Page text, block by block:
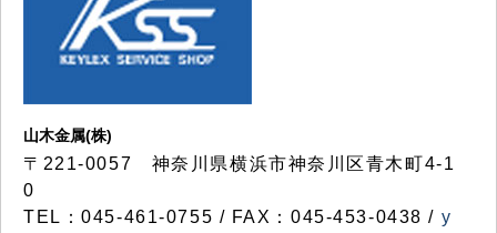
山木金属(株)
〒221-0057 神奈川県横浜市神奈川区青木町4-1
0
TEL：045-461-0755 / FAX：045-453-0438 / y